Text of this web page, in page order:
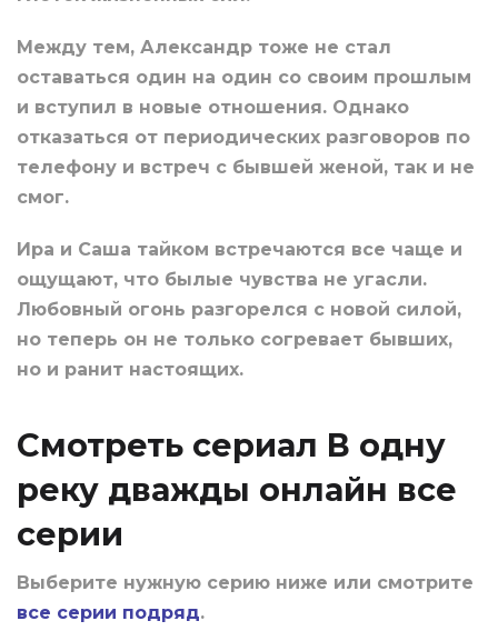
Между тем, Александр тоже не стал
оставаться один на один со своим прошлым
и вступил в новые отношения. Однако
отказаться от периодических разговоров по
телефону и встреч с бывшей женой, так и не
смог.
Ира и Саша тайком встречаются все чаще и
ощущают, что былые чувства не угасли.
Любовный огонь разгорелся с новой силой,
но теперь он не только согревает бывших,
но и ранит настоящих.
Смотреть сериал В одну
реку дважды онлайн все
серии
Выберите нужную серию ниже или смотрите
все серии подряд.